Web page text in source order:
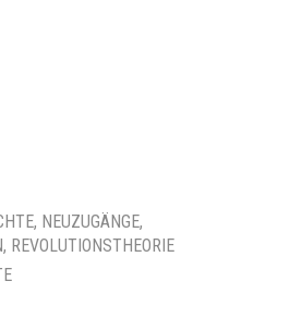
, NEUZUGÄNGE,
, REVOLUTIONSTHEORIE